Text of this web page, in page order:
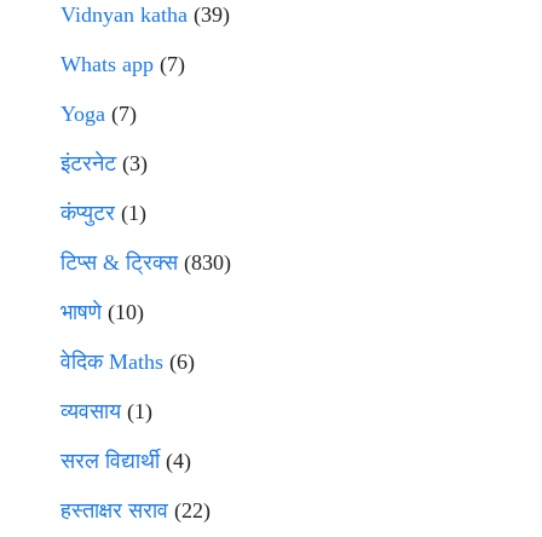
Vidnyan katha (39)
Whats app (7)
Yoga (7)
इंटरनेट(3)
कंप्युटर (1)
टिप्स & ट्रिक्स(830)
भाषणे(10)
वेदिक Maths (6)
व्यवसाय(1)
सरल विद्यार्थी(4)
हस्ताक्षर सराव (22)